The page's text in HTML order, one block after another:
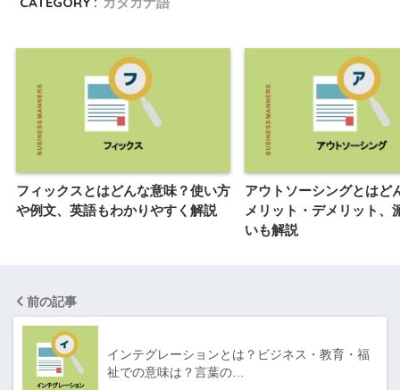
フィックスとはどんな意味？使い方
や例文、英語もわかりやすく解説
アウトソーシングとはど
メリット・デメリット、
いも解説
前の記事
インテグレーションとは？ビジネス・教育・福
祉での意味は？言葉の…